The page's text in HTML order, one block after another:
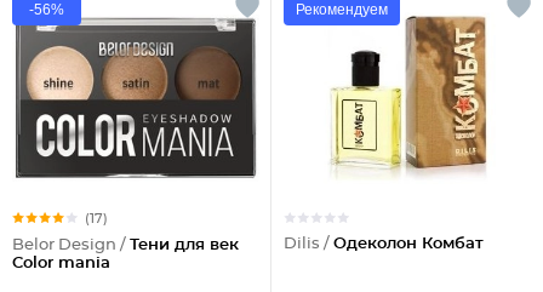
-56%
(17)
Belor Design / Тени для век
Color mania
Рекомендуем
Dilis / Одеколон Комбат